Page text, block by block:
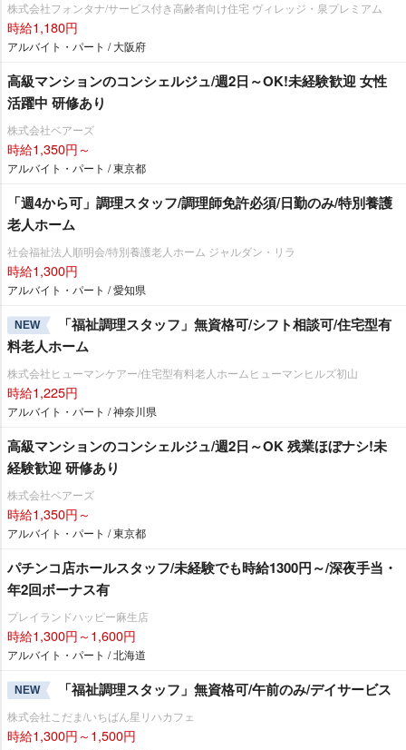
株式会社フォンタナ/サービス付き高齢者向け住宅 ヴィレッジ・泉プレミアム
時給1,180円
アルバイト・パート / 大阪府
高級マンションのコンシェルジュ/週2日～OK!未経験歓迎 女性
活躍中 研修あり
株式会社ベアーズ
時給1,350円～
アルバイト・パート / 東京都
「週4から可」調理スタッフ/調理師免許必須/日勤のみ/特別養護
老人ホーム
社会福祉法人順明会/特別養護老人ホーム ジャルダン・リラ
時給1,300円
アルバイト・パート / 愛知県
NEW
「福祉調理スタッフ」無資格可/シフト相談可/住宅型有
料老人ホーム
株式会社ヒューマンケアー/住宅型有料老人ホームヒューマンヒルズ初山
時給1,225円
アルバイト・パート / 神奈川県
高級マンションのコンシェルジュ/週2日～OK 残業ほぼナシ!未
経験歓迎 研修あり
株式会社ベアーズ
時給1,350円～
アルバイト・パート / 東京都
パチンコ店ホールスタッフ/未経験でも時給1300円～/深夜手当・
年2回ボーナス有
プレイランドハッピー麻生店
時給1,300円～1,600円
アルバイト・パート / 北海道
NEW 「福祉調理スタッフ」無資格可/午前のみ/デイサービス
株式会社こだま/いちばん星リハカフェ
時給1,300円～1,500円